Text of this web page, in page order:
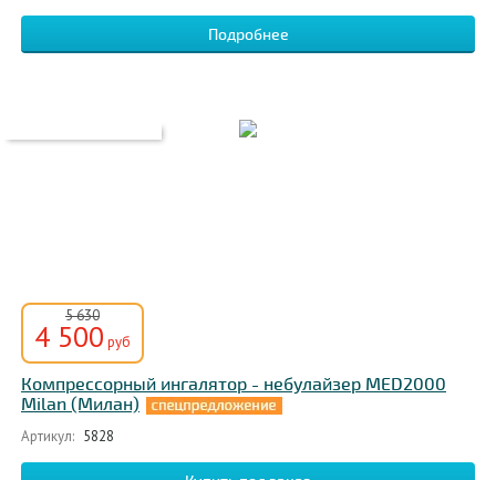
Подробнее
5 630
4 500 руб
Компрессорный ингалятор - небулайзер MED2000
Milan (Милан)
Артикул: 5828